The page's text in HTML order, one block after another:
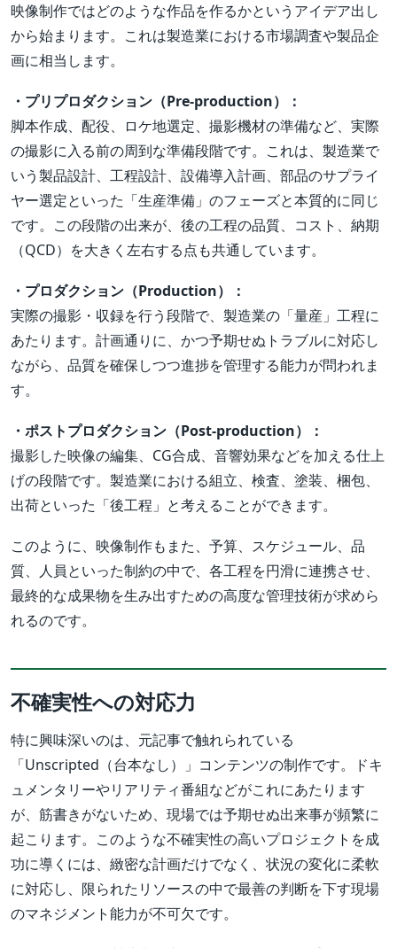
映像制作ではどのような作品を作るかというアイデア出し
から始まります。これは製造業における市場調査や製品企
画に相当します。
・プリプロダクション（Pre-production）：
脚本作成、配役、ロケ地選定、撮影機材の準備など、実際
の撮影に入る前の周到な準備段階です。これは、製造業で
いう製品設計、工程設計、設備導入計画、部品のサプライ
ヤー選定といった「生産準備」のフェーズと本質的に同じ
です。この段階の出来が、後の工程の品質、コスト、納期
（QCD）を大きく左右する点も共通しています。
・プロダクション（Production）：
実際の撮影・収録を行う段階で、製造業の「量産」工程に
あたります。計画通りに、かつ予期せぬトラブルに対応し
ながら、品質を確保しつつ進捗を管理する能力が問われま
す。
・ポストプロダクション（Post-production）：
撮影した映像の編集、CG合成、音響効果などを加える仕上
げの段階です。製造業における組立、検査、塗装、梱包、
出荷といった「後工程」と考えることができます。
このように、映像制作もまた、予算、スケジュール、品
質、人員といった制約の中で、各工程を円滑に連携させ、
最終的な成果物を生み出すための高度な管理技術が求めら
れるのです。
不確実性への対応力
特に興味深いのは、元記事で触れられている
「Unscripted（台本なし）」コンテンツの制作です。ドキ
ュメンタリーやリアリティ番組などがこれにあたります
が、筋書きがないため、現場では予期せぬ出来事が頻繁に
起こります。このような不確実性の高いプロジェクトを成
功に導くには、緻密な計画だけでなく、状況の変化に柔軟
に対応し、限られたリソースの中で最善の判断を下す現場
のマネジメント能力が不可欠です。